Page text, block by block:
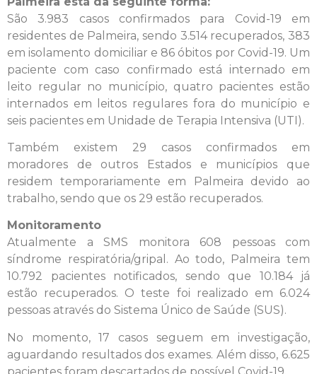
São 3.983 casos confirmados para Covid-19 em
residentes de Palmeira, sendo 3.514 recuperados, 383
em isolamento domiciliar e 86 óbitos por Covid-19. Um
paciente com caso confirmado está internado em
leito regular no município, quatro pacientes estão
internados em leitos regulares fora do município e
seis pacientes em Unidade de Terapia Intensiva (UTI).
Também existem 29 casos confirmados em
moradores de outros Estados e municípios que
residem temporariamente em Palmeira devido ao
trabalho, sendo que os 29 estão recuperados.
Monitoramento
Atualmente a SMS monitora 608 pessoas com
síndrome respiratória/gripal. Ao todo, Palmeira tem
10.792 pacientes notificados, sendo que 10.184 já
estão recuperados. O teste foi realizado em 6.024
pessoas através do Sistema Único de Saúde (SUS).
No momento, 17 casos seguem em investigação,
aguardando resultados dos exames. Além disso, 6.625